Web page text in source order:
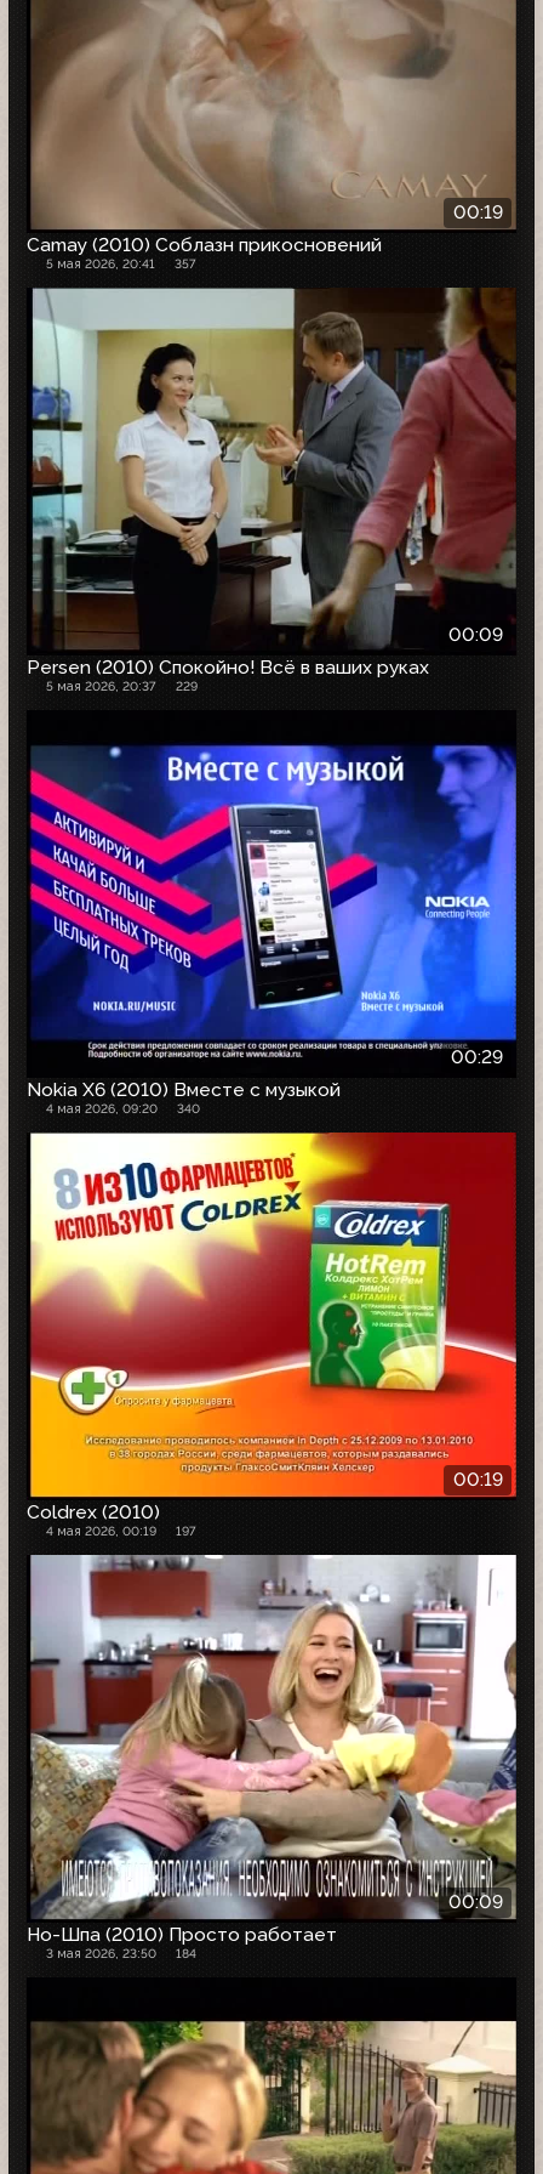
00:19
Camay (2010) Соблазн прикосновений
5 мая 2026, 20:41 357
00:09
Persen (2010) Спокойно! Всё в ваших руках
5 мая 2026, 20:37 229
00:29
Nokia X6 (2010) Вместе с музыкой
4 мая 2026, 09:20 340
00:19
Coldrex (2010)
4 мая 2026, 00:19 197
00:09
Но-Шпа (2010) Просто работает
3 мая 2026, 23:50 184